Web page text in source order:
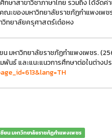
กษาสาขาวิชาภาษาไทย รวมถึง ได้จัด
ณะของมหาวิทยาลัยราชภัฏกำแพงเ
วิทยาลัยครุศาสตร์เต๋อหง
น มหาวิทยาลัยราชภัฏกำแพงเพชร.
นธ์ และแนะแนวการศึกษาต่อในต่าง
ยน มหาวิทยาลัยราชภัฏกำแพงเพชร